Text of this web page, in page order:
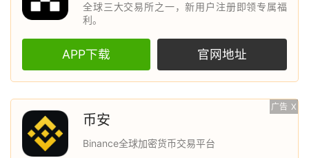
全球三大交易所之一，新用户注册即领专属福
利。
APP下载 官网地址
广告 X
币安
Binance全球加密货币交易平台